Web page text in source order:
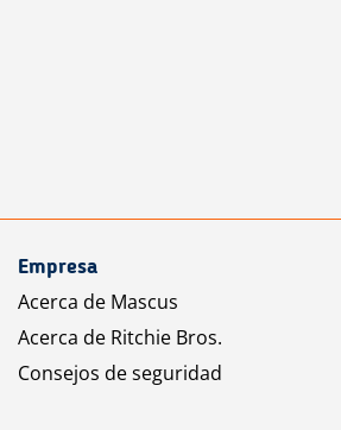
Empresa
Acerca de Mascus
Acerca de Ritchie Bros.
Consejos de seguridad